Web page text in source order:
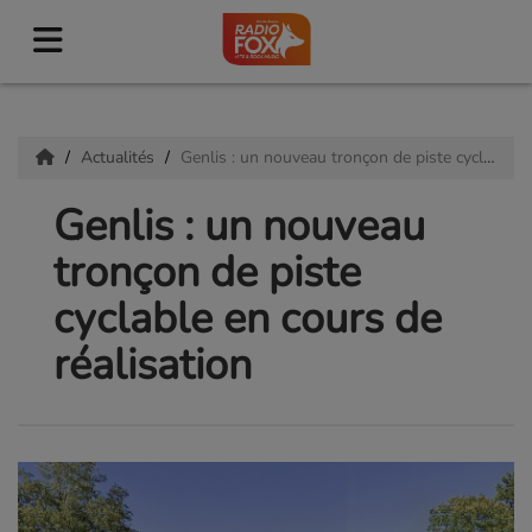
Actualités Genlis : un nouveau tronçon de piste cyclable en cours de réalisation
Genlis : un nouveau
tronçon de piste
cyclable en cours de
réalisation